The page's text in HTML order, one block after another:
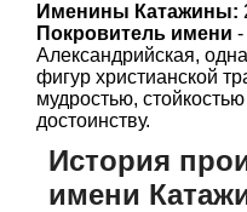
Именины Катажины:
Покровитель имени -
Александрийская,
фигур христианской
мудростью,
достоинству.
История
имени